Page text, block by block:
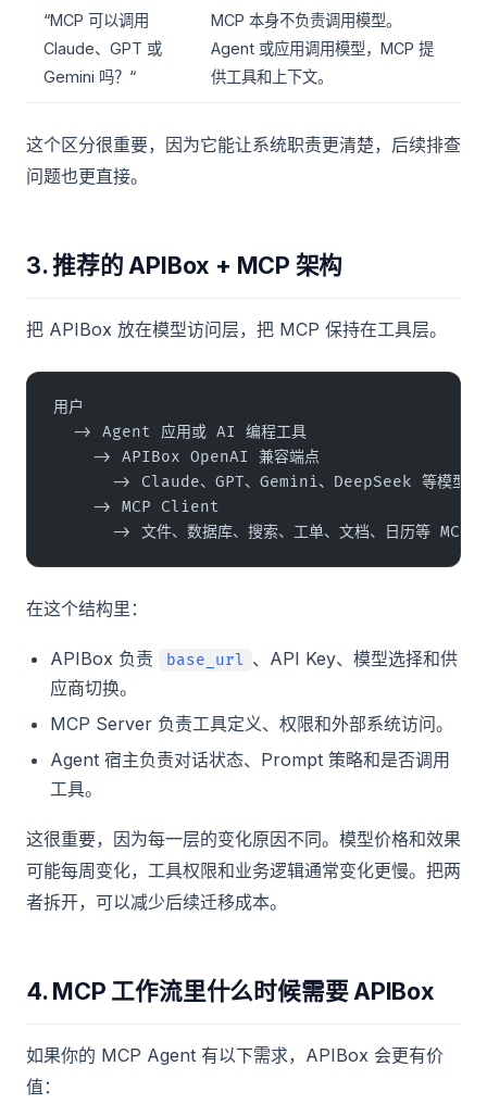
“MCP 可以调用
Claude、GPT 或
Gemini 吗？“
MCP 本身不负责调用模型。
Agent 或应用调用模型，MCP 提
供工具和上下文。
这个区分很重要，因为它能让系统职责更清楚，后续排查
问题也更直接。
3. 推荐的 APIBox + MCP 架构
把 APIBox 放在模型访问层，把 MCP 保持在工具层。
用户
  -> Agent 应用或 AI 编程工具
    -> APIBox OpenAI 兼容端点
      -> Claude、GPT、Gemini、DeepSeek 等模型
    -> MCP Client
-> 文件、数据库、搜索、工单、文档、日历等 MCP
在这个结构里：
APIBox 负责 base_url 、API Key、模型选择和供
应商切换。
MCP Server 负责工具定义、权限和外部系统访问。
Agent 宿主负责对话状态、Prompt 策略和是否调用
工具。
这很重要，因为每一层的变化原因不同。模型价格和效果
可能每周变化，工具权限和业务逻辑通常变化更慢。把两
者拆开，可以减少后续迁移成本。
4. MCP 工作流里什么时候需要 APIBox
如果你的 MCP Agent 有以下需求，APIBox 会更有价
值：